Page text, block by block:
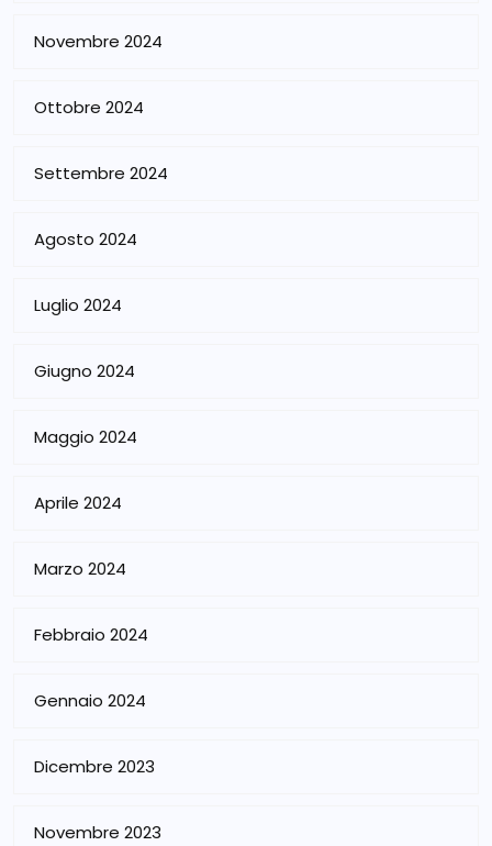
Novembre 2024
Ottobre 2024
Settembre 2024
Agosto 2024
Luglio 2024
Giugno 2024
Maggio 2024
Aprile 2024
Marzo 2024
Febbraio 2024
Gennaio 2024
Dicembre 2023
Novembre 2023